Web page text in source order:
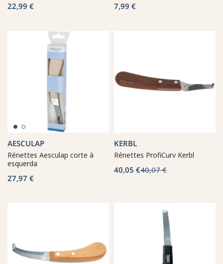
22,99 € 7,99 €
AESCULAP
Rénettes Aesculap corte à
esquerda
27,97 €
KERBL
Rénettes ProfiCurv Kerbl
40,05 €40,07 €